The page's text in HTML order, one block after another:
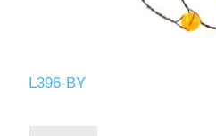
L396-BY